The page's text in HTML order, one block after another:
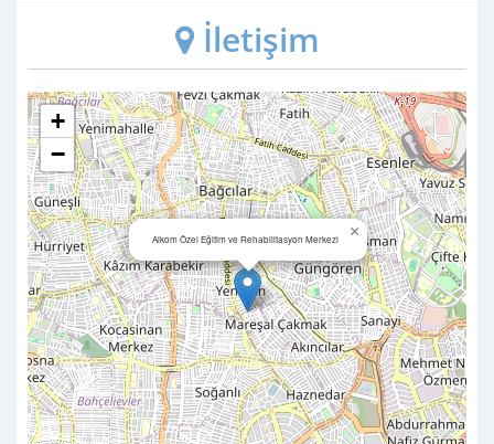
İletişim
Alkom Özel Eğitim ve Rehabilitasyon Merkezi ×
+
−